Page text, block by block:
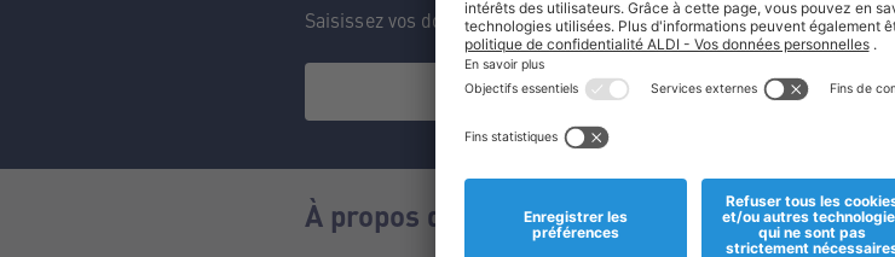
Saisissez vos données et ne manquez aucune de nos offres.
À propos de nous Informations